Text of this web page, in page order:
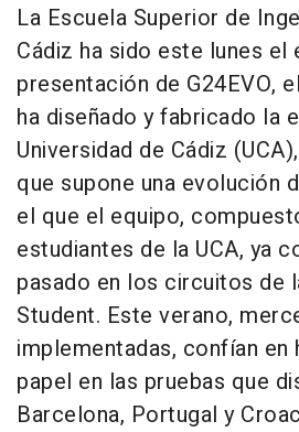
La Escuela Superior de
Cádiz ha sido este lunes el
presentación de G24EVO,
ha diseñado y fabricado la
Universidad de Cádiz
que supone una evolución
el que el equipo,
estudiantes de la UCA, ya
pasado en los circuitos de
Student. Este verano,
implementadas, confían en
papel en las pruebas que
Barcelona, Portugal y